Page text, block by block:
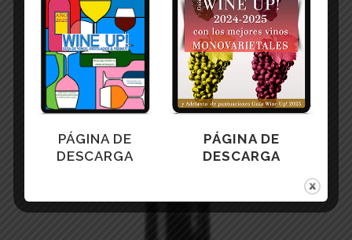
PÁGINA DE
DESCARGA
PÁGINA DE
DESCARGA